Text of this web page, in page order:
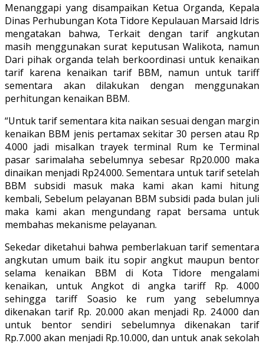
Menanggapi yang disampaikan Ketua Organda, Kepala
Dinas Perhubungan Kota Tidore Kepulauan Marsaid Idris
mengatakan bahwa, Terkait dengan tarif angkutan
masih menggunakan surat keputusan Walikota, namun
Dari pihak organda telah berkoordinasi untuk kenaikan
tarif karena kenaikan tarif BBM, namun untuk tariff
sementara akan dilakukan dengan menggunakan
perhitungan kenaikan BBM.
“Untuk tarif sementara kita naikan sesuai dengan margin
kenaikan BBM jenis pertamax sekitar 30 persen atau Rp
4.000 jadi misalkan trayek terminal Rum ke Terminal
pasar sarimalaha sebelumnya sebesar Rp20.000 maka
dinaikan menjadi Rp24.000. Sementara untuk tarif setelah
BBM subsidi masuk maka kami akan kami hitung
kembali, Sebelum pelayanan BBM subsidi pada bulan juli
maka kami akan mengundang rapat bersama untuk
membahas mekanisme pelayanan.
Sekedar diketahui bahwa pemberlakuan tarif sementara
angkutan umum baik itu sopir angkut maupun bentor
selama kenaikan BBM di Kota Tidore mengalami
kenaikan, untuk Angkot di angka tariff Rp. 4.000
sehingga tariff Soasio ke rum yang sebelumnya
dikenakan tarif Rp. 20.000 akan menjadi Rp. 24.000 dan
untuk bentor sendiri sebelumnya dikenakan tarif
Rp.7.000 akan menjadi Rp.10.000, dan untuk anak sekolah